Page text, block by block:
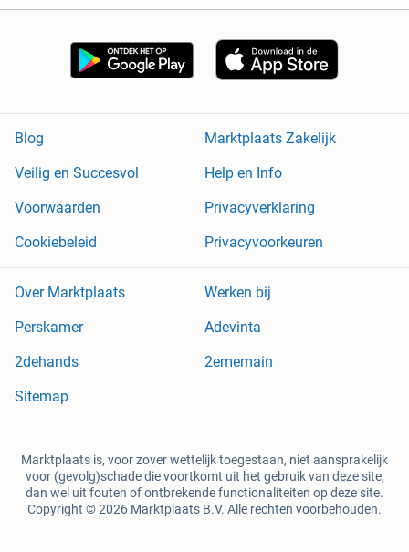
Blog
Marktplaats Zakelijk
Veilig en Succesvol
Help en Info
Voorwaarden
Privacyverklaring
Cookiebeleid
Privacyvoorkeuren
Over Marktplaats
Werken bij
Perskamer
Adevinta
2dehands
2ememain
Sitemap
Marktplaats is, voor zover wettelijk toegestaan, niet aansprakelijk
voor (gevolg)schade die voortkomt uit het gebruik van deze site,
dan wel uit fouten of ontbrekende functionaliteiten op deze site.
Copyright © 2026 Marktplaats B.V. Alle rechten voorbehouden.